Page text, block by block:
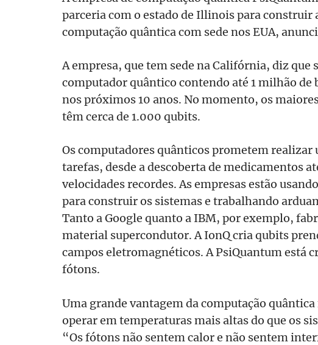
parceria com o estado de Illinois para construir
computação quântica com sede nos EUA,
A empresa, que tem sede na Califórnia, diz que
computador quântico contendo até 1 milhão
nos próximos 10 anos. No momento, os
têm cerca de 1.000 qubits.
Os computadores quânticos prometem realizar
tarefas, desde a descoberta de medicamentos
velocidades recordes. As empresas estão
para construir os sistemas e trabalhando
Tanto a Google quanto a IBM, por exemplo,
material supercondutor. A IonQ cria qubits
campos eletromagnéticos. A PsiQuantum está
fótons.
Uma grande vantagem da computação quântica
operar em temperaturas mais altas do que os
“Os fótons não sentem calor e não sentem